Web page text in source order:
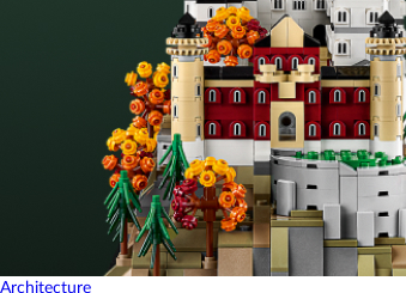
Architecture